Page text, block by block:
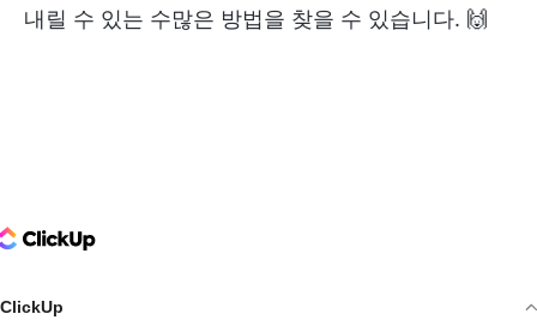
내릴 수 있는 수많은 방법을 찾을 수 있습니다. 🙌
Logo
ClickUp